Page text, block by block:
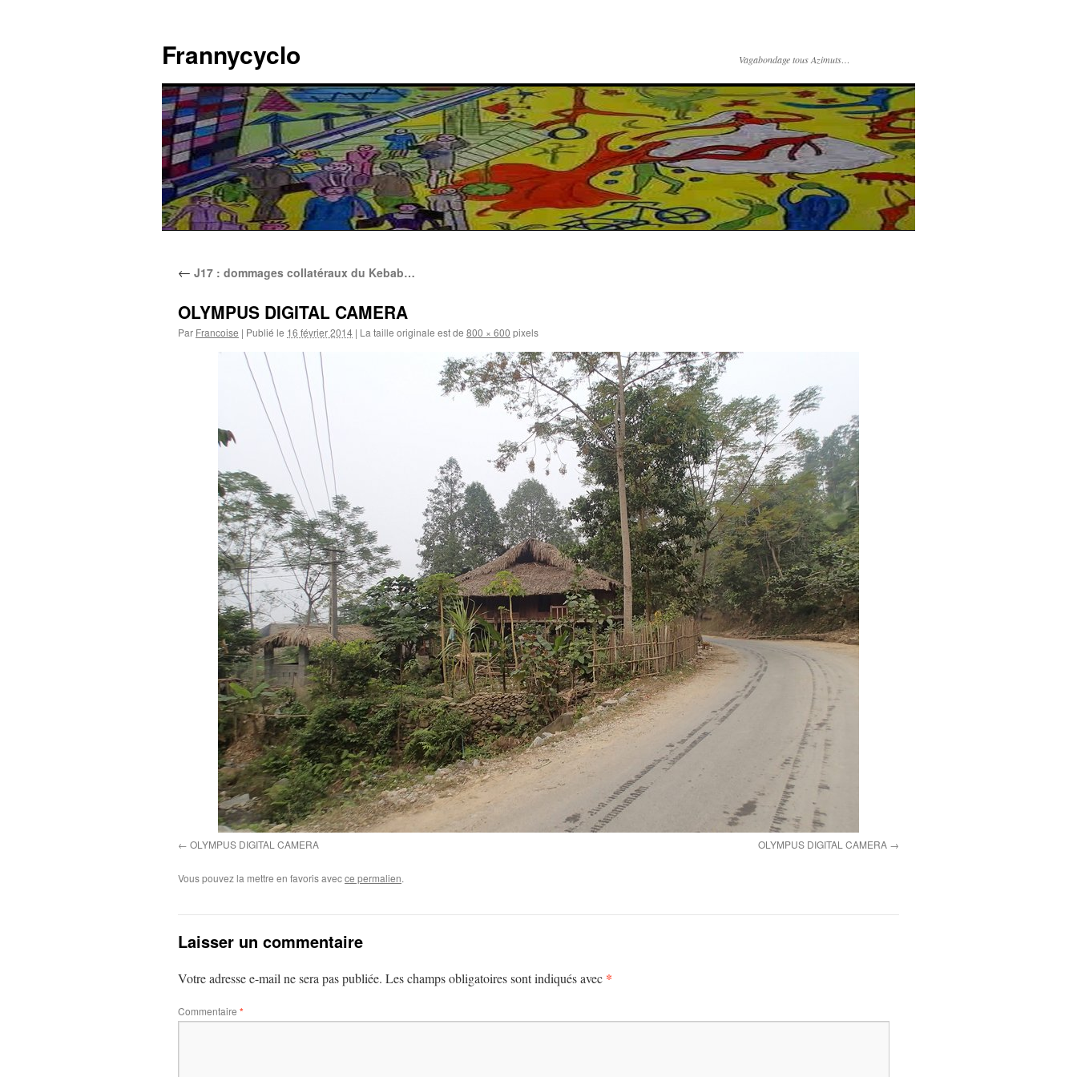
contenu
Frannycyclo Vagabondage tous Azimuts…
← J17 : dommages collatéraux du Kebab…
OLYMPUS DIGITAL CAMERA
Par Francoise | Publié le 16 février 2014 | La taille originale est de 800 × 600 pixels
OLYMPUS DIGITAL CAMERA OLYMPUS DIGITAL CAMERA
Vous pouvez la mettre en favoris avecce permalien.
Laisser un commentaire
Votre adresse e-mail ne sera pas publiée. Les champs obligatoires sont indiqués avec *
Commentaire *